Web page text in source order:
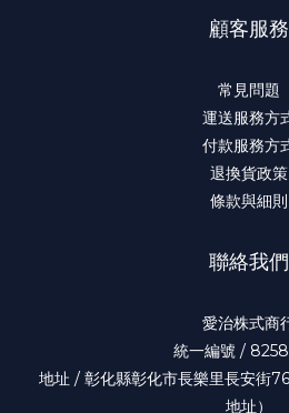
顧客服務
常見問題
運送服務方
付款服務方
退換貨政策
條款與細則
聯絡我們
愛治株式商
統一編號 /
地址 / 彰化縣彰化市長樂里長安街
地址）